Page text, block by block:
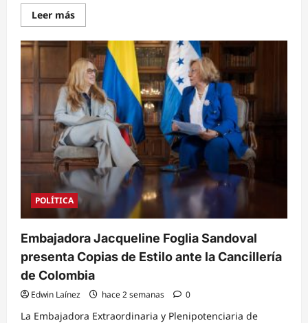
Leer másRead
more
Presidente
Nasry
Asfura
llega
a
Lima
para
asistir
a
la
investidura
de
Keiko
Fujimori
en
Perú
POLÍTICA
Embajadora Jacqueline Foglia Sandoval
presenta Copias de Estilo ante la Cancillería
de Colombia
Edwin Laínez hace 2 semanas 0
La Embajadora Extraordinaria y Plenipotenciaria de